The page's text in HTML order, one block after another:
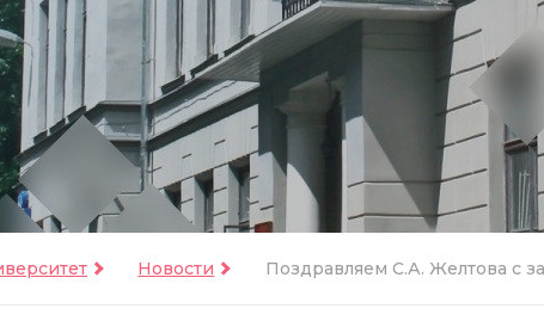
Новости Поздравляем С.А. Желтова с